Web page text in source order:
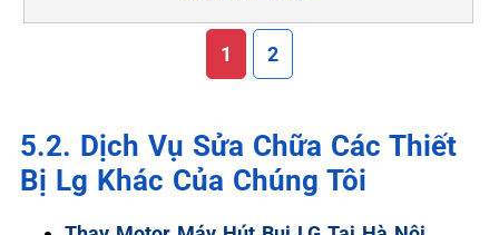
1 2
5.2. Dịch Vụ Sửa Chữa Các Thiết
Bị Lg Khác Của Chúng Tôi